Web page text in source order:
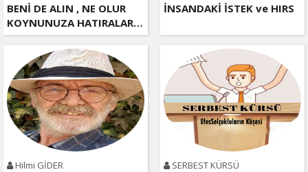
BENİ DE ALIN , NE OLUR
KOYNUNUZA HATIRALAR…
İNSANDAKİ İSTEK ve HIRS
Hilmi GİDER SERBEST KÜRSÜ